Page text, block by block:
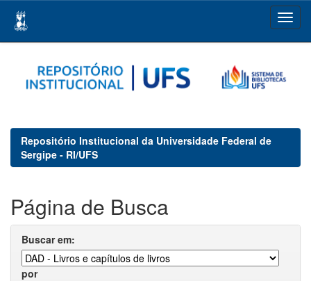
navigation
Repositório Institucional da Universidade Federal de
Sergipe - RI/UFS
Página de Busca
Buscar em:
por